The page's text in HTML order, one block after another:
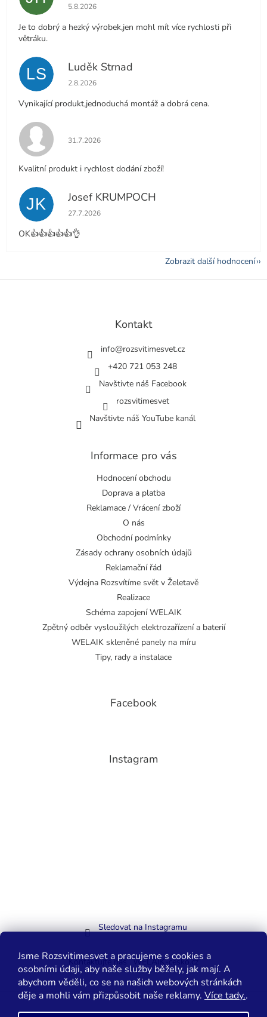
Jsme Rozsvitimesvet a pracujeme s cookies a
osobními údaji, aby naše služby běžely, jak mají. A
abychom věděli, co se na našich webových stránkách
děje a mohli vám přizpůsobit naše reklamy. Více tady..
Hodnocení obchodu je 5 z 5 hvězdiček.
5.8.2026
Je to dobrý a hezký výrobek,jen mohl mít více rychlosti při
větráku.
LS Luděk Strnad
Hodnocení obchodu je 5 z 5 hvězdiček.
2.8.2026
Vynikající produkt,jednoduchá montáž a dobrá cena.
Hodnocení obchodu je 5 z 5 hvězdiček.
31.7.2026
Kvalitní produkt i rychlost dodání zboží!
JK Josef KRUMPOCH
Hodnocení obchodu je 5 z 5 hvězdiček.
27.7.2026
OK👍👍👍👍👍👌
Zobrazit další hodnocení
Z
Kontakt
info@rozsvitimesvet.cz
+420 721 053 248
Navštivte náš Facebook
rozsvitimesvet
Navštivte náš YouTube kanál
Informace pro vás
Hodnocení obchodu
Doprava a platba
Reklamace / Vrácení zboží
O nás
Obchodní podmínky
Zásady ochrany osobních údajů
Reklamační řád
Výdejna Rozsvítíme svět v Želetavě
Realizace
Schéma zapojení WELAIK
Zpětný odběr vysloužilých elektrozařízení a baterií
WELAIK skleněné panely na míru
Tipy, rady a instalace
Facebook
Instagram
Sledovat na Instagramu
Kontaktujte nás WELAIK-cesko.cz